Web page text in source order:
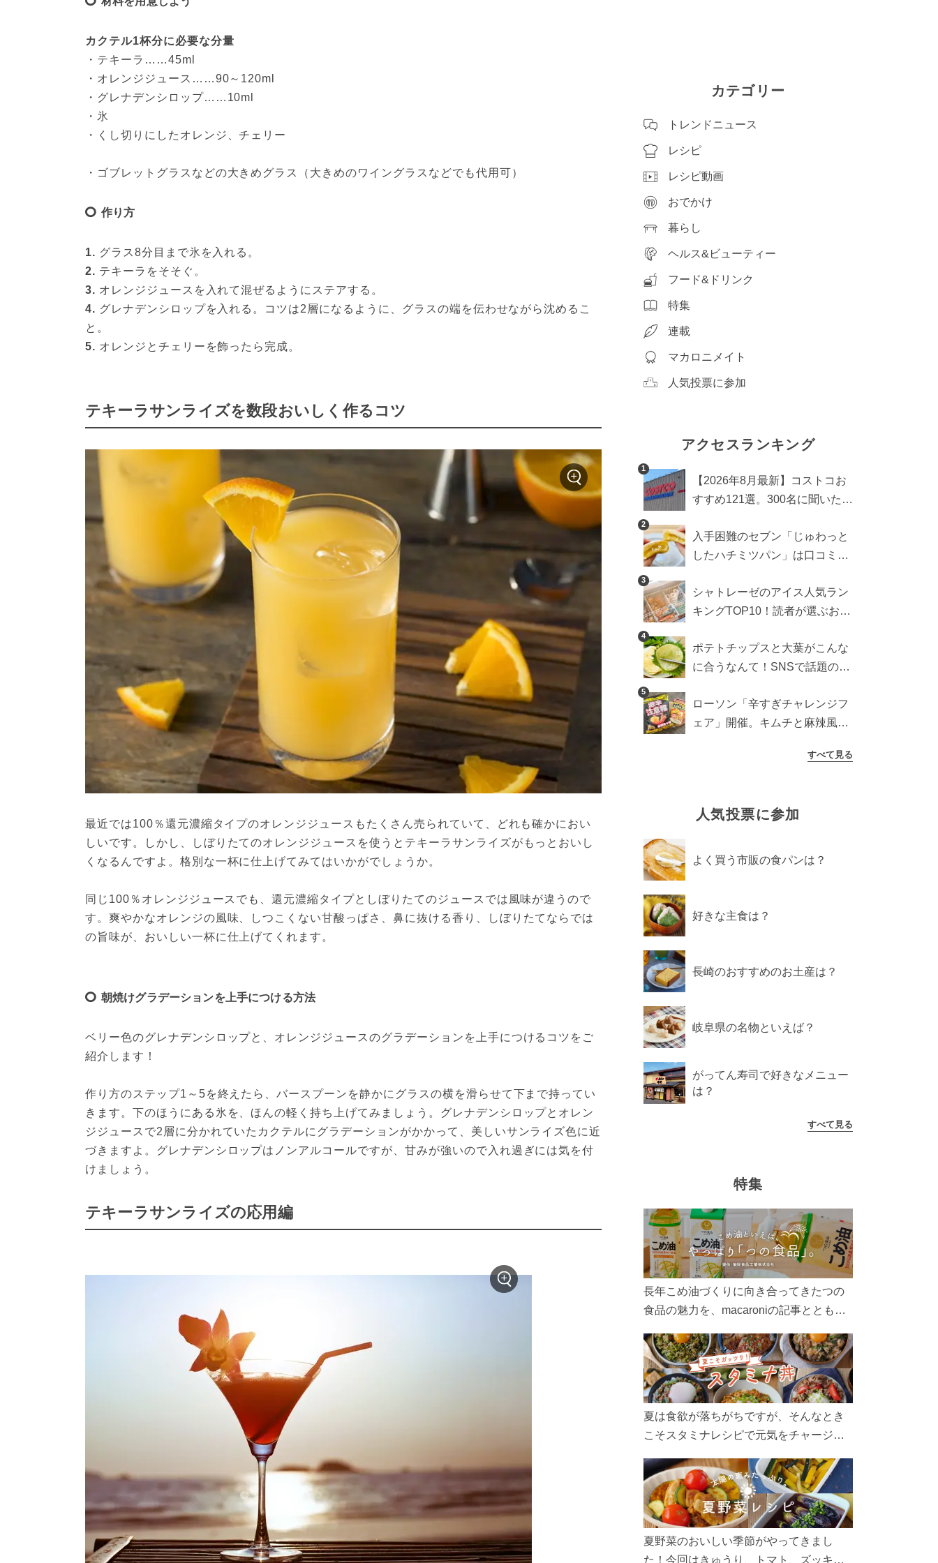
カクテル1杯分に必要な分量
・テキーラ……45ml
・オレンジジュース……90～120ml
・グレナデンシロップ……10ml
・氷
・くし切りにしたオレンジ、チェリー
・ゴブレットグラスなどの大きめグラス（大きめのワイングラスなどでも代用可）
作り方
1. グラス8分目まで氷を入れる。
2. テキーラをそそぐ。
3. オレンジジュースを入れて混ぜるようにステアする。
4. グレナデンシロップを入れる。コツは2層になるように、グラスの端を伝わせながら沈めるこ
と。
5. オレンジとチェリーを飾ったら完成。
テキーラサンライズを数段おいしく作るコツ
最近では100％還元濃縮タイプのオレンジジュースもたくさん売られていて、どれも確かにおい
しいです。しかし、しぼりたてのオレンジジュースを使うとテキーラサンライズがもっとおいし
くなるんですよ。格別な一杯に仕上げてみてはいかがでしょうか。
同じ100％オレンジジュースでも、還元濃縮タイプとしぼりたてのジュースでは風味が違うので
す。爽やかなオレンジの風味、しつこくない甘酸っぱさ、鼻に抜ける香り、しぼりたてならでは
の旨味が、おいしい一杯に仕上げてくれます。
朝焼けグラデーションを上手につける方法
ベリー色のグレナデンシロップと、オレンジジュースのグラデーションを上手につけるコツをご
紹介します！
作り方のステップ1～5を終えたら、バースプーンを静かにグラスの横を滑らせて下まで持ってい
きます。下のほうにある氷を、ほんの軽く持ち上げてみましょう。グレナデンシロップとオレン
ジジュースで2層に分かれていたカクテルにグラデーションがかかって、美しいサンライズ色に近
づきますよ。グレナデンシロップはノンアルコールですが、甘みが強いので入れ過ぎには気を付
けましょう。
テキーラサンライズの応用編
カテゴリー
トレンドニュース
レシピ
レシピ動画
おでかけ
暮らし
ヘルス&ビューティー
フード&ドリンク
特集
連載
マカロニメイト
人気投票に参加
アクセスランキング
1
【2026年8月最新】コストコお
すすめ121選。300名に聞いた買
め商品も
2
入手困難のセブン「じゅわっと
したハチミツパン」は口コミ通
検証
3
シャトレーゼのアイス人気ラン
キングTOP10！読者が選ぶおす
4
ポテトチップスと大葉がこんな
に合うなんて！SNSで話題の食
5
ローソン「辛すぎチャレンジフ
ェア」開催。キムチと麻辣風の
すべて見る
人気投票に参加
よく買う市販の食パンは？
好きな主食は？
長崎のおすすめのお土産は？
岐阜県の名物といえば？
がってん寿司で好きなメニュー
は？
すべて見る
特集
長年こめ油づくりに向き合ってきたつの
食品の魅力を、macaroniの記事とともに
ん、製造現場や品質へのこだわりまで。
こめ油をもっと好きになるコンテンツを
ぜひお楽しみください。
夏は食欲が落ちがちですが、そんなとき
こそスタミナレシピで元気をチャージ！
リ食べて、夏バテを吹き飛ばしましょ
う！
夏野菜のおいしい季節がやってきまし
た！今回はきゅうり、トマト、ズッキー